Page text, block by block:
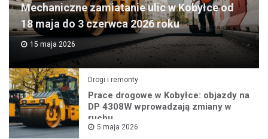
Mechaniczne zamiatanie ulic w Kobyłce od
18 maja do 3 czerwca 2026 roku
15 maja 2026
Drogi i remonty
Prace drogowe w Kobyłce: objazdy na
DP 4308W wprowadzają zmiany w
ruchu
5 maja 2026